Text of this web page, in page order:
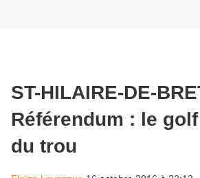
ST-HILAIRE-DE-
Référendum : le
du trou